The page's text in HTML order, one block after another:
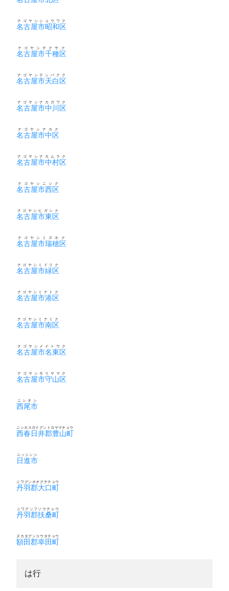
名古屋市昭和区
ナゴヤシショウワク
名古屋市千種区
ナゴヤシチクサク
名古屋市天白区
ナゴヤシテンパクク
名古屋市中川区
ナゴヤシナカガワク
名古屋市中区
ナゴヤシナカク
名古屋市中村区
ナゴヤシナカムラク
名古屋市西区
ナゴヤシニシク
名古屋市東区
ナゴヤシヒガシク
名古屋市瑞穂区
ナゴヤシミズホク
名古屋市緑区
ナゴヤシミドリク
名古屋市港区
ナゴヤシミナトク
名古屋市南区
ナゴヤシミナミク
名古屋市名東区
ナゴヤシメイトウク
名古屋市守山区
ナゴヤシモリヤマク
西尾市
ニシオシ
西春日井郡豊山町
ニシカスガイグントヨヤマチョウ
日進市
ニッシンシ
丹羽郡大口町
ニワグンオオグチチョウ
丹羽郡扶桑町
ニワグンフソウチョウ
額田郡幸田町
ヌカタグンコウタチョウ
は行